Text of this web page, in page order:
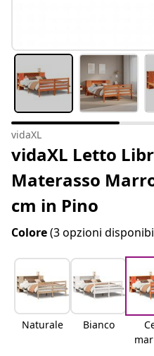
vidaXL
vidaXL Letto
Materasso
cm in Pino
Colore(3 opzioni
Naturale Bianco